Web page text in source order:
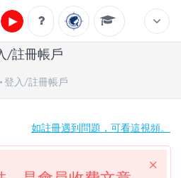
/註冊帳戶
登入/註冊帳戶
如註冊遇到問題，可看這視頻。